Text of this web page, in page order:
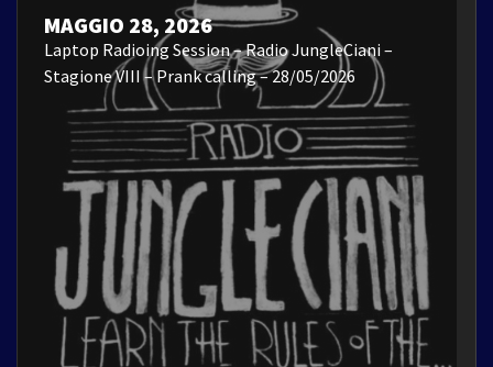
MAGGIO 28, 2026
Laptop Radioing Session – Radio JungleCiani –
Stagione VIII – Prank calling – 28/05/2026